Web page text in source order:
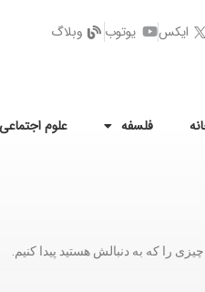
ایکس یوتوب وبلاگ
فلسفه علوم اجتماعی
را که به دنبالش هستید پیدا کنیم.